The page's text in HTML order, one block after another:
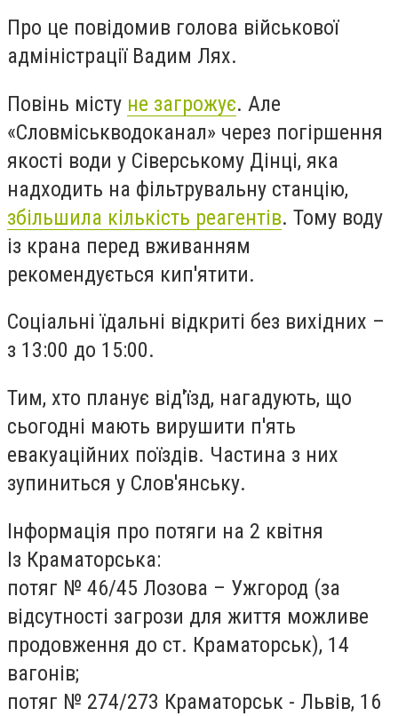
Про це повідомив голова військової
адміністрації Вадим Лях.
Повінь місту не загрожує. Але
«Словміськводоканал» через погіршення
якості води у Сіверському Дінці, яка
надходить на фільтрувальну станцію,
збільшила кількість реагентів. Тому воду
із крана перед вживанням
рекомендується кип'ятити.
Соціальні їдальні відкриті без вихідних –
з 13:00 до 15:00.
Тим, хто планує від'їзд, нагадують, що
сьогодні мають вирушити п'ять
евакуаційних поїздів. Частина з них
зупиниться у Слов'янську.
Інформація про потяги на 2 квітня
Із Краматорська:
потяг № 46/45 Лозова – Ужгород (за
відсутності загрози для життя можливе
продовження до ст. Краматорськ), 14
вагонів;
потяг № 274/273 Краматорськ - Львів, 16